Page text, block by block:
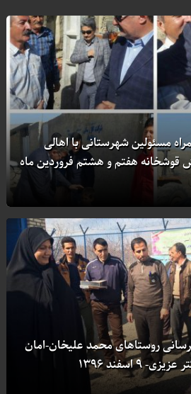
مسئولین شهرستانی با اهالی
هفتم و هشتم فروردین ماه
روستاهای محمد علیخان-امان
۹ اسفند ۱۳۹۶